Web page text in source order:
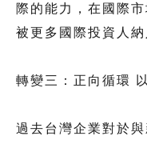
際的能力，在國際
被更多國際投資人納
轉變三：正向循環
過去台灣企業對於